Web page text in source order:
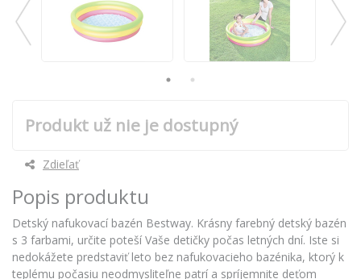
Produkt už nie je dostupný
Zdieľať
Popis produktu
Detský nafukovací bazén Bestway. Krásny farebný detský bazén
s 3 farbami, určite poteší Vaše detičky počas letných dní. Iste si
nedokážete predstaviť leto bez nafukovacieho bazénika, ktorý k
teplému počasiu neodmysliteľne patrí a spríjemnite deťom